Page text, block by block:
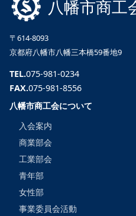
八幡市商工
〒614-8093
京都府八幡市八幡三本橋59番地9
TEL.075-981-0234
FAX.075-981-8556
八幡市商工会について
入会案内
商業部会
工業部会
青年部
女性部
事業委員会活動